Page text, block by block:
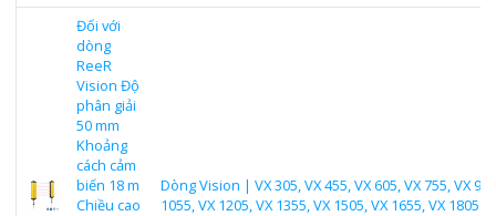
Đối với
dòng
ReeR
Vision Độ
phân giải
50 mm
Khoảng
cách cảm
biến 18 m
Chiều cao
Dòng Vision | VX 305, VX 455, VX 605, VX 755, VX
1055, VX 1205, VX 1355, VX 1505, VX 1655, VX 1805